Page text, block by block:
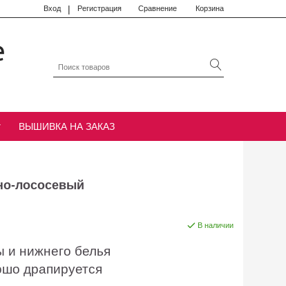
Вход | Регистрация Сравнение Корзина
ВЫШИВКА НА ЗАКАЗ
лососевый
В наличии
и нижнего белья
драпируется